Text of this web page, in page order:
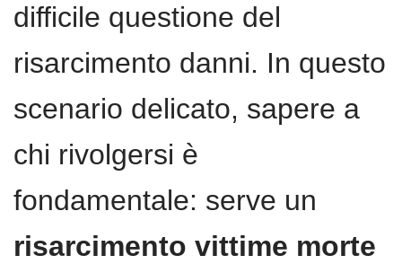
difficile questione del
risarcimento danni. In questo
scenario delicato, sapere a
chi rivolgersi è
fondamentale: serve un
risarcimento vittime morte